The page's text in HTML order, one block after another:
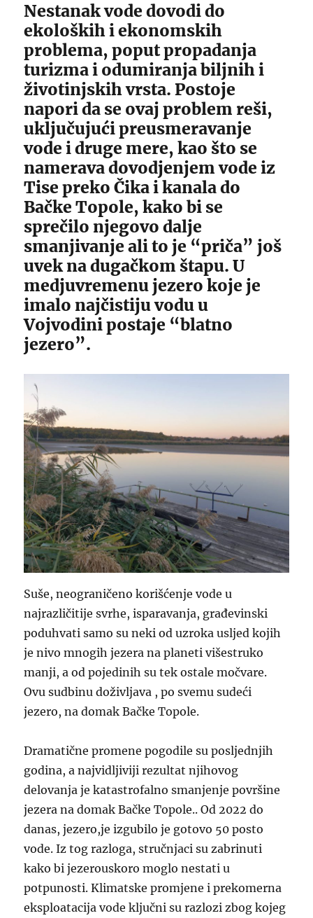
Nestanak vode dovodi do
ekoloških i ekonomskih
problema, poput propadanja
turizma i odumiranja biljnih i
životinjskih vrsta. Postoje
napori da se ovaj problem reši,
uključujući preusmeravanje
vode i druge mere, kao što se
namerava dovodjenjem vode iz
Tise preko Čika i kanala do
Bačke Topole, kako bi se
sprečilo njegovo dalje
smanjivanje ali to je “priča” još
uvek na dugačkom štapu. U
medjuvremenu jezero koje je
imalo najčistiju vodu u
Vojvodini postaje “blatno
jezero”.
Suše, neograničeno korišćenje vode u
najrazličitije svrhe, isparavanja, građevinski
poduhvati samo su neki od uzroka usljed kojih
je nivo mnogih jezera na planeti višestruko
manji, a od pojedinih su tek ostale močvare.
Ovu sudbinu doživljava , po svemu sudeći
jezero, na domak Bačke Topole.
Dramatične promene pogodile su posljednjih
godina, a najvidljiviji rezultat njihovog
delovanja je katastrofalno smanjenje površine
jezera na domak Bačke Topole.. Od 2022 do
danas, jezero,je izgubilo je gotovo 50 posto
vode. Iz tog razloga, stručnjaci su zabrinuti
kako bi jezerouskoro moglo nestati u
potpunosti. Klimatske promjene i prekomerna
eksploatacija vode ključni su razlozi zbog kojeg